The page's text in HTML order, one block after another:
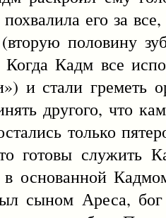
его за
половину
Кадм все
и стали
другого, что
только
готовы служить
в основанной
сыном Ареса,